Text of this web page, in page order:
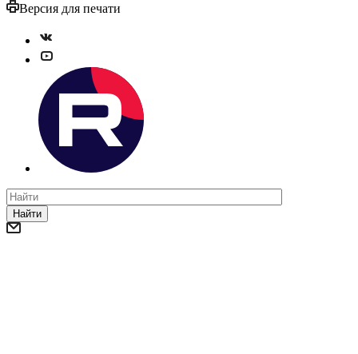
Версия для печати
Найти